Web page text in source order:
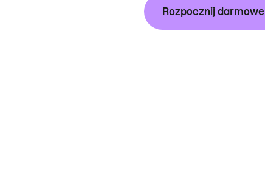
Rozpocznij